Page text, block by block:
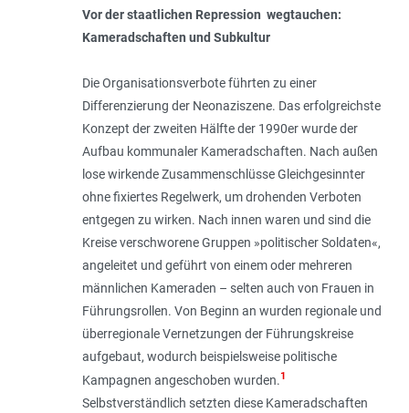
Vor der staatlichen Repression wegtauchen:
Kameradschaften und Subkultur
Die Organisationsverbote führten zu einer
Differenzierung der Neonaziszene. Das erfolgreichste
Konzept der zweiten Hälfte der 1990er wurde der
Aufbau kommunaler Kameradschaften. Nach außen
lose wirkende Zusammenschlüsse Gleichgesinnter
ohne fixiertes Regelwerk, um drohenden Verboten
entgegen zu wirken. Nach innen waren und sind die
Kreise verschworene Gruppen »politischer Soldaten«,
angeleitet und geführt von einem oder mehreren
männlichen Kameraden – selten auch von Frauen in
Führungsrollen. Von Beginn an wurden regionale und
überregionale Vernetzungen der Führungskreise
aufgebaut, wodurch beispielsweise politische
Kampagnen angeschoben wurden.1
Selbstverständlich setzten diese Kameradschaften